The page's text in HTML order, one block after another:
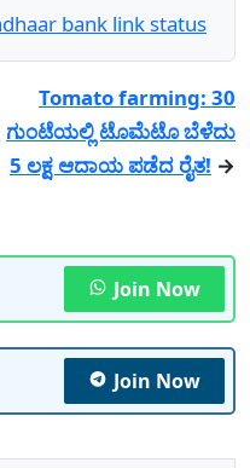
bank link status
Tomato farming: 30
ಗುಂಟೆಯಲ್ಲಿ ಟೊಮೆಟೊ ಬೆಳೆದು
5 ಲಕ್ಷ ಆದಾಯ ಪಡೆದ ರೈತ! →
Join Now
Join Now